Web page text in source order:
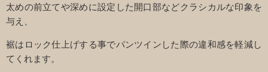
太めの前立てや深めに設定した開口部などクラシカルな印象を
与え、
裾はロック仕上げする事でパンツインした際の違和感を軽減し
てくれます。